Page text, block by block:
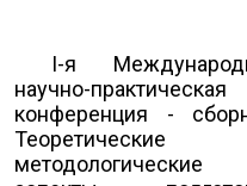
I-я
научно-практическая
конференция -
методологические